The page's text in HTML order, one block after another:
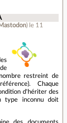
Mastodon) le 11
restreint de
Chaque
d'hériter des
type inconnu doit